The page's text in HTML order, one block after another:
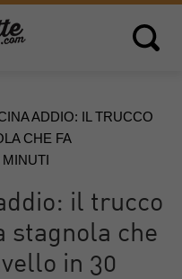
Open
ADDIO: IL TRUCCO
CHE FA
il trucco
stagnola che
in 30